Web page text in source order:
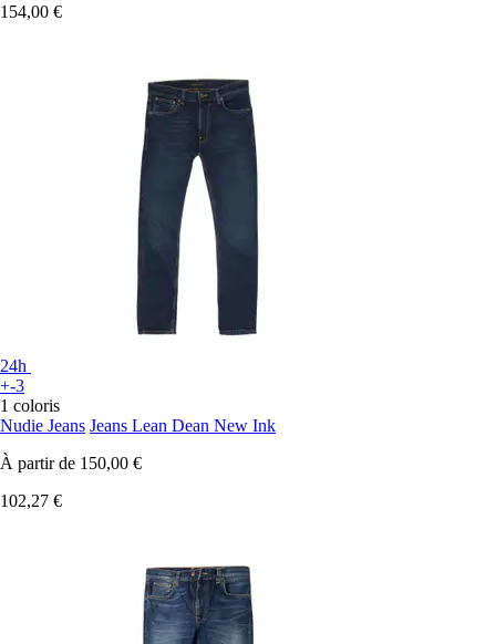
154,00 €
24h
+-3
1 coloris
Nudie Jeans Jeans Lean Dean New Ink
À partir de 150,00 €
102,27 €